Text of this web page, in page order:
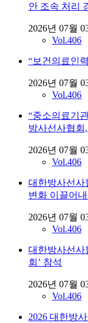
안 조속 처리
2026년 07월
Vol.406
“보건의료인
2026년 07월
Vol.406
“중소의료기
방사선사협회
2026년 07월
Vol.406
대한방사선사
변화 이끌어
2026년 07월
Vol.406
대한방사선사
회’ 참석
2026년 07월
Vol.406
2026 대한방